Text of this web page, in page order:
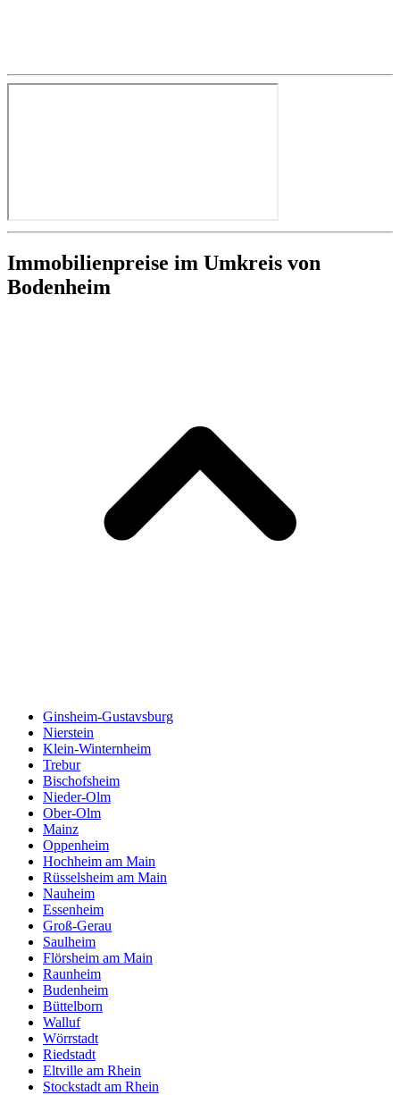
Immobilienpreise im Umkreis von
Bodenheim
Ginsheim-Gustavsburg
Nierstein
Klein-Winternheim
Trebur
Bischofsheim
Nieder-Olm
Ober-Olm
Mainz
Oppenheim
Hochheim am Main
Rüsselsheim am Main
Nauheim
Essenheim
Groß-Gerau
Saulheim
Flörsheim am Main
Raunheim
Budenheim
Büttelborn
Walluf
Wörrstadt
Riedstadt
Eltville am Rhein
Stockstadt am Rhein